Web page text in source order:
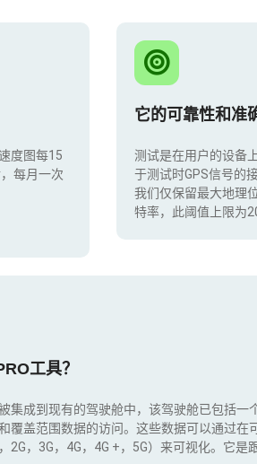
度图每15
每月一次
它的可靠性和准
测试是在用户的设备
于测试时GPS信号的
我们仅保留最大地理
特率，此阈值上限为
工具？
集成到现有的驾驶舱中，该驾驶舱已包括一
覆盖范围数据的访问。这些数据可以通过在
2G，3G，4G，4G +，5G）来可视化。它是